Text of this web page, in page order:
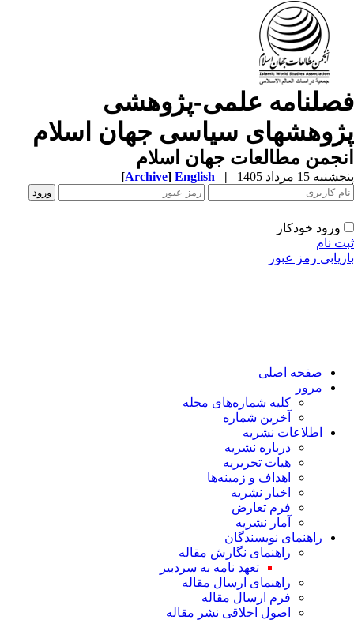
علمی-پژوهشی
سیاسی جهان اسلام
مطالعات جهان اسلام
15 مرداد 1405 |
English
[Archive]
ورود خودکار
نام
رمز عبور
صفحه اصلی
مرور
کلیه شماره‌های مجله
آخرین شماره
اطلاعات نشریه
درباره نشریه
هیات تحریریه
اهداف و زمینه‌ها
اخبار نشریه
فرم تعارض
آمار نشریه
راهنمای نویسندگان
راهنمای نگارش مقاله
تعهد نامه به سردبیر
راهنمای ارسال مقاله
فرم ارسال مقاله
اصول اخلاقی نشر مقاله